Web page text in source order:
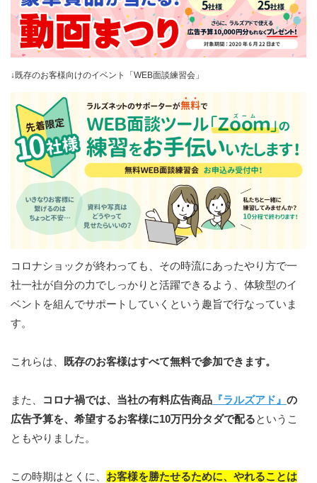
↓既存のお客様向けのイベント「WEB面談練習会」
コロナショックが終わっても、その時流にあったやり方で一
社一社が自分の力でしっかりと活躍できるよう、体験型のイ
ベントを組んでサポートしていくという趣旨で行なっていま
す。
これらは、 既存のお客様はすべて無料で参加できます。
また、 コロナ禍では、当社の有料広告商品 『ラルズアド』 の
広告予算を、希望するお客様に10万円分タダで配るというこ
ともやりました。
この時期はとくに、 お客様を勝たせるために、やれることは